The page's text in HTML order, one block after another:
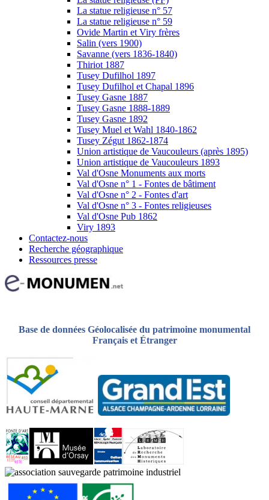
La statue religieuse n° 57
La statue religieuse n° 59
Ovide Martin et Viry frères
Salin (vers 1900)
Savanne (vers 1836-1840)
Thiriot 1887
Tusey Dufilhol 1897
Tusey Dufilhol et Chapal 1896
Tusey Gasne 1887
Tusey Gasne 1888-1889
Tusey Gasne 1892
Tusey Muel et Wahl 1840-1862
Tusey Zégut 1862-1874
Union artistique de Vaucouleurs (après 1895)
Union artistique de Vaucouleurs 1893
Val d'Osne Monuments aux morts
Val d'Osne n° 1 - Fontes de bâtiment
Val d'Osne n° 2 - Fontes d'art
Val d'Osne n° 3 - Fontes religieuses
Val d'Osne Pub 1862
Viry 1893
Contactez-nous
Recherche géographique
Ressources presse
Base de données Géolocalisée du patrimoine monumental
Français et Étranger